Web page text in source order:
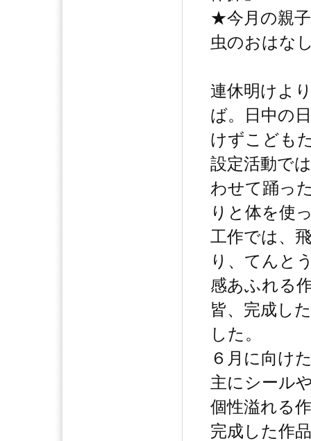
★今月の親
虫のおはな
連休明けよ
ば。日中の
けずこども
設定活動で
わせて踊っ
りと体を使
工作では、
り、てんと
感あふれる
皆、完成し
した。
６月に向け
主にシール
個性溢れる
完成した作